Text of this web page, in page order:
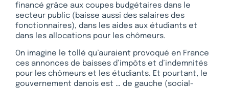
financé grâce aux coupes budgétaires dans le
secteur public (baisse aussi des salaires des
fonctionnaires), dans les aides aux étudiants et
dans les allocations pour les chômeurs.
On imagine le tollé qu’auraient provoqué en France
ces annonces de baisses d’impôts et d’indemnités
pour les chômeurs et les étudiants. Et pourtant, le
gouvernement danois est … de gauche (social-